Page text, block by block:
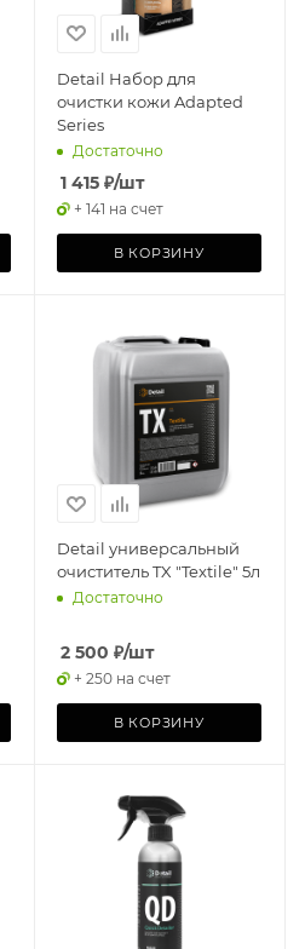
Detail Набор для
очистки кожи Adapted
Series
Достаточно
1 415₽/шт
+ 141 на счет
В КОРЗИНУ
Detail универсальный
очиститель TX "Textile" 5л
Достаточно
2 500 ₽/шт
+ 250 на счет
В КОРЗИНУ